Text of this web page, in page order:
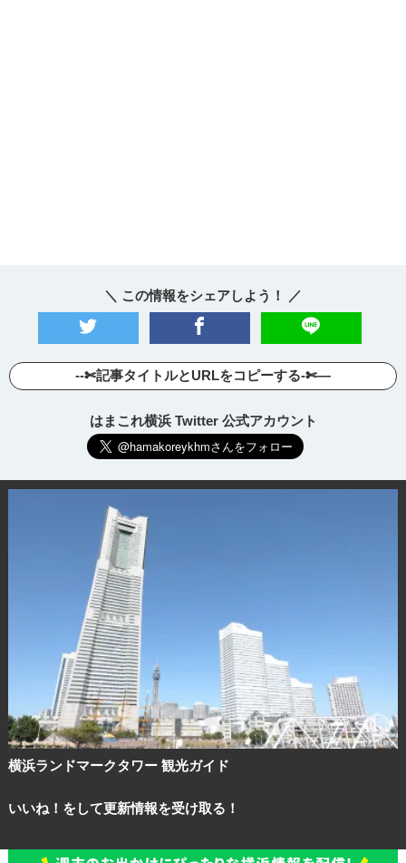
＼ この情報をシェアしよう！ ／
--✄記事タイトルとURLをコピーする-✄—
はまこれ横浜 Twitter 公式アカウント
横浜ランドマークタワー 観光ガイド
いいね！をして更新情報を受け取る！